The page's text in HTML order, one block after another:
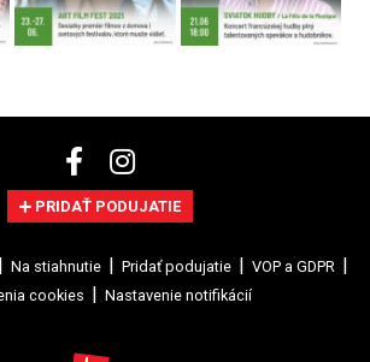
PRIDAŤ PODUJATIE
Na stiahnutie Pridať podujatie
VOP a GDPR
cookies
Nastavenie notifikácií